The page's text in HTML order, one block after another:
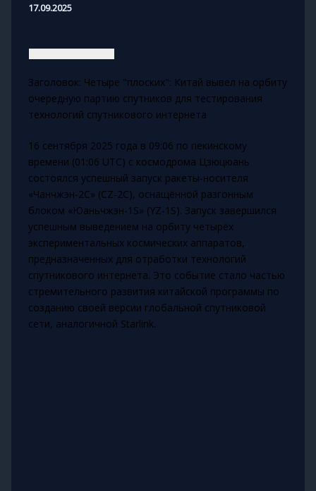
17.09.2025
Заголовок: Четыре "плоских": Китай вывел на орбиту
очередную партию спутников для тестирования
технологий спутникового интернета
16 сентября 2025 года в 09:06 по пекинскому
времени (01:06 UTC) с космодрома Цзюцюань
состоялся успешный запуск ракеты-носителя
«Чанчжэн-2C» (CZ-2C), оснащённой разгонным
блоком «Юаньчжэн-1S» (YZ-1S). Запуск завершился
успешным выведением на орбиту четырёх
экспериментальных космических аппаратов,
предназначенных для отработки технологий
спутникового интернета. Это событие стало частью
стремительного развития китайской программы по
созданию своей версии глобальной спутниковой
сети, аналогичной Starlink.